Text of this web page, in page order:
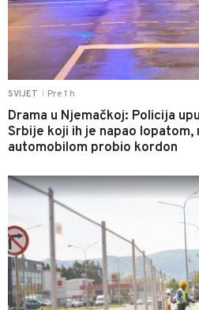
SVIJET Pre 1 h
Drama u Njemačkoj: Policija
Srbije koji ih je napao lopatom,
automobilom probio kordon